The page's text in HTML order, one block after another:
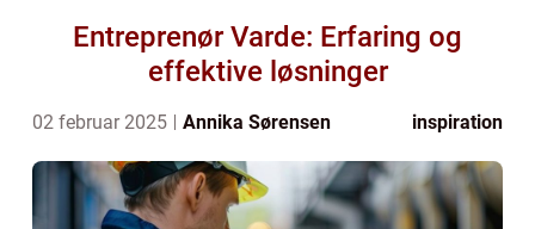
Entreprenør Varde: Erfaring og
effektive løsninger
02 februar 2025 Annika Sørensen inspiration